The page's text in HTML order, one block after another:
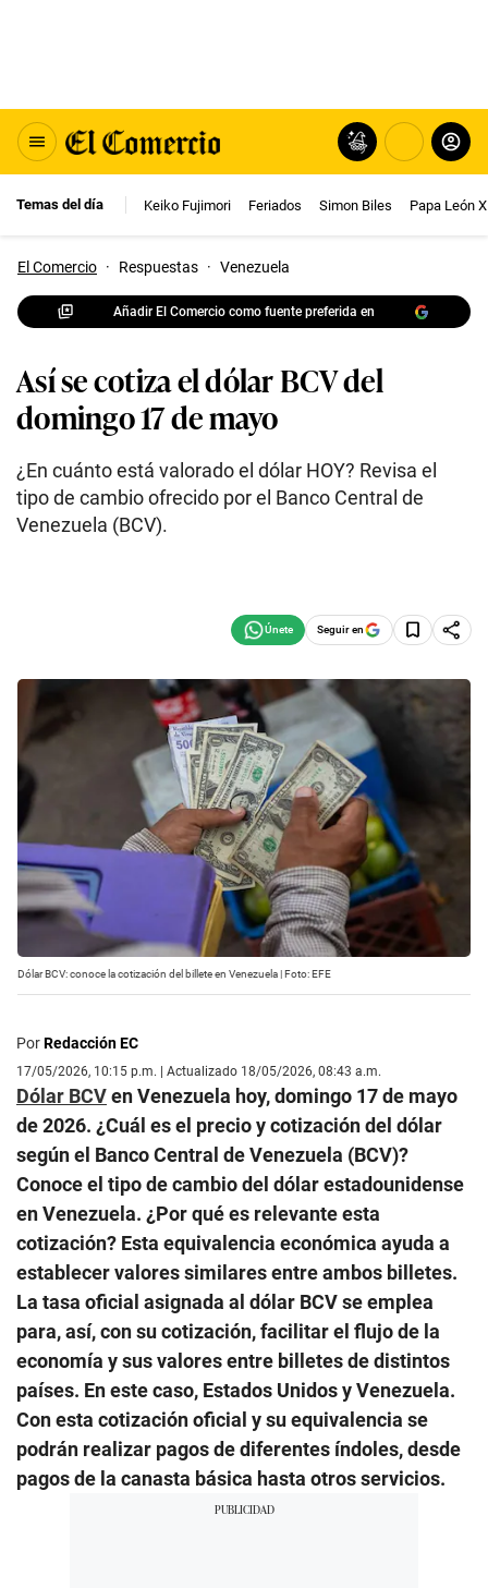
Temas del día Keiko Fujimori Feriados Simon Biles Papa León
El Comercio · Respuestas · Venezuela
Añadir El Comercio como fuente preferida en
Así se cotiza el dólar BCV del
domingo 17 de mayo
¿En cuánto está valorado el dólar HOY? Revisa el
tipo de cambio ofrecido por el Banco Central de
Venezuela (BCV).
Seguir en
Dólar BCV: conoce la cotización del billete en Venezuela | Foto: EFE
PorRedacción EC
17/05/2026, 10:15 p.m. | Actualizado 18/05/2026, 08:43 a.m.
Dólar BCVen Venezuela hoy, domingo 17 de mayo
de 2026. ¿Cuál es el precio y cotización del dólar
según el Banco Central de Venezuela (BCV)?
Conoce el tipo de cambio del dólar estadounidense
en Venezuela. ¿Por qué es relevante esta
cotización? Esta equivalencia económica ayuda a
establecer valores similares entre ambos billetes.
La tasa oficial asignada al dólar BCV se emplea
para, así, con su cotización, facilitar el flujo de la
economía y sus valores entre billetes de distintos
países. En este caso, Estados Unidos y Venezuela.
Con esta cotización oficial y su equivalencia se
podrán realizar pagos de diferentes índoles, desde
pagos de la canasta básica hasta otros servicios.